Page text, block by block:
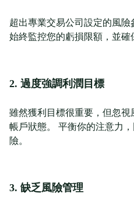
超出專業交易公司設定的風險
始終監控您的虧損限額，並確
2. 過度強調利潤目標
雖然獲利目標很重要，但忽
帳戶狀態。 平衡你的注意力
險。
3. 缺乏風險管理